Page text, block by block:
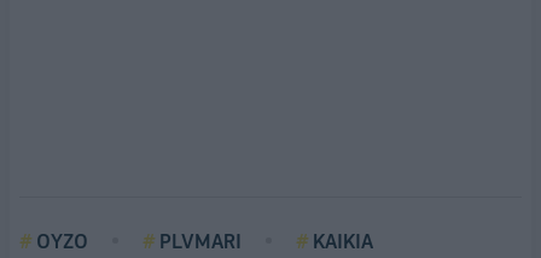
OYZO PLVMARI KAIKIA